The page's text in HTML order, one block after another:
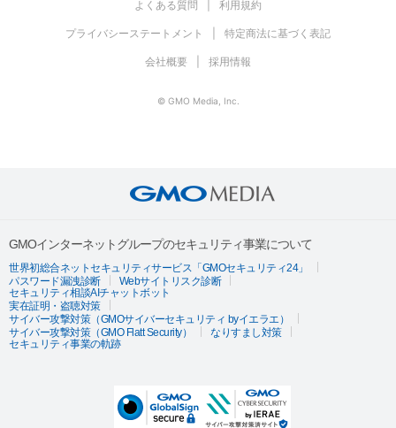
よくある質問 利用規約
プライバシーステートメント 特定商法に基づく表記
会社概要 採用情報
© GMO Media, Inc.
GMOインターネットグループのセキュリティ事業について
世界初総合ネットセキュリティサービス「GMOセキュリティ24」
パスワード漏洩診断
Webサイトリスク診断
セキュリティ相談AIチャットボット
実在証明・盗聴対策
サイバー攻撃対策（GMOサイバーセキュリティ byイエラエ）
サイバー攻撃対策（GMO Flatt Security）
なりすまし対策
セキュリティ事業の軌跡